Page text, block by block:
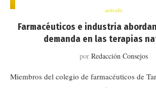
artículo
Farmacéuticos e industria
demanda en las terapias
por Redacción Consejos
Miembros del colegio de farmacéuticos de